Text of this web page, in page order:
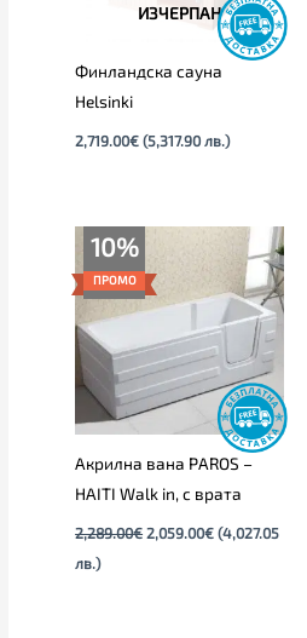
ИЗЧЕРПАН
Финландска сауна
Helsinki
2,719.00€ (5,317.90 лв.)
10%
ПРОМО
Акрилна вана PAROS –
HAITI Walk in, с врата
2,289.00€
was:
2,289.00€.
2,059.00€
Текущата
цена
2,059.00€.
(4,027.05
лв.)